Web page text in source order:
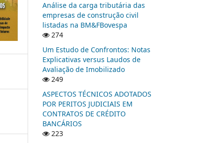
Análise da carga tributária das
empresas de construção civil
listadas na BM&FBovespa
274
Um Estudo de Confrontos: Notas
Explicativas versus Laudos de
Avaliação de Imobilizado
249
ASPECTOS TÉCNICOS ADOTADOS
POR PERITOS JUDICIAIS EM
CONTRATOS DE CRÉDITO
BANCÁRIOS
223